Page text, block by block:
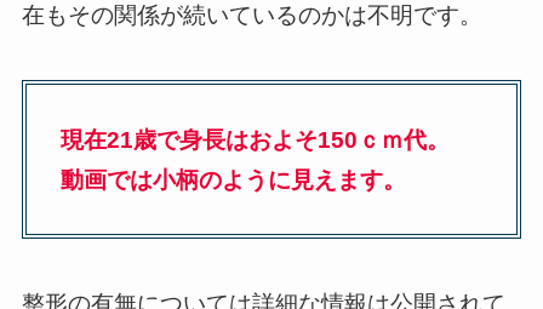
在もその関係が続いているのかは不明です。
現在21歳で身長はおよそ150ｃｍ代。
動画では小柄のように見えます。